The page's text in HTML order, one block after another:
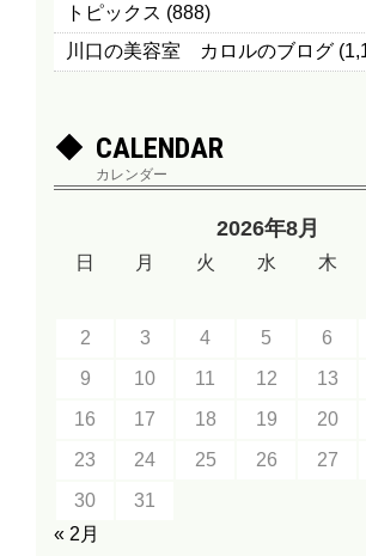
トピックス (888)
川口の美容室 カロルのブログ
CALENDAR
カレンダー
2026年8月
日 月 火 水 木
2
3 4 5 6
9
10 11 12 13
16
17 18 19 20
23
24 25 26 27
30
31
« 2月